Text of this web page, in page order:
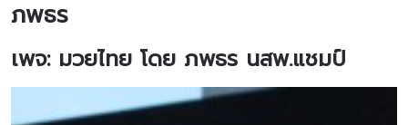
ภพธร
เพจ: มวยไทย โดย ภพธร นสพ.แชมป์